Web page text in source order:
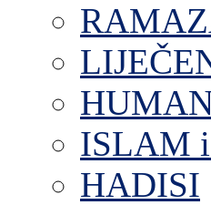
ISLAM
HADISI